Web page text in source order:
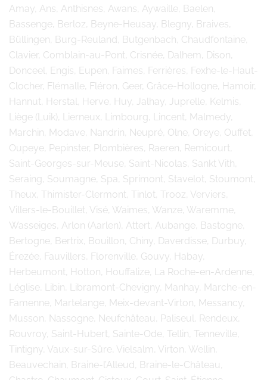
Amay, Ans, Anthisnes, Awans, Aywaille, Baelen,
Bassenge, Berloz, Beyne-Heusay, Blegny, Braives,
Büllingen, Burg-Reuland, Butgenbach, Chaudfontaine,
Clavier, Comblain-au-Pont, Crisnée, Dalhem, Dison,
Donceel, Engis, Eupen, Faimes, Ferrières, Fexhe-le-Haut-
Clocher, Flémalle, Fléron, Geer, Grâce-Hollogne, Hamoir,
Hannut, Herstal, Herve, Huy, Jalhay, Juprelle, Kelmis,
Liège (Luik), Lierneux, Limbourg, Lincent, Malmedy,
Marchin, Modave, Nandrin, Neupré, Olne, Oreye, Ouffet,
Oupeye, Pepinster, Plombières, Raeren, Remicourt,
Saint-Georges-sur-Meuse, Saint-Nicolas, Sankt Vith,
Seraing, Soumagne, Spa, Sprimont, Stavelot, Stoumont,
Theux, Thimister-Clermont, Tinlot, Trooz, Verviers,
Villers-le-Bouillet, Visé, Waimes, Wanze, Waremme,
Wasseiges, Arlon (Aarlen), Attert, Aubange, Bastogne,
Bertogne, Bertrix, Bouillon, Chiny, Daverdisse, Durbuy,
Érezée, Fauvillers, Florenville, Gouvy, Habay,
Herbeumont, Hotton, Houffalize, La Roche-en-Ardenne,
Léglise, Libin, Libramont-Chevigny, Manhay, Marche-en-
Famenne, Martelange, Meix-devant-Virton, Messancy,
Musson, Nassogne, Neufchâteau, Paliseul, Rendeux,
Rouvroy, Saint-Hubert, Sainte-Ode, Tellin, Tenneville,
Tintigny, Vaux-sur-Sûre, Vielsalm, Virton, Wellin,
Beauvechain, Braine-l’Alleud, Braine-le-Château,